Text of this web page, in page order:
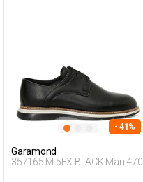
- 41%
Garamond
357165.M 5FX BLACK Man 470